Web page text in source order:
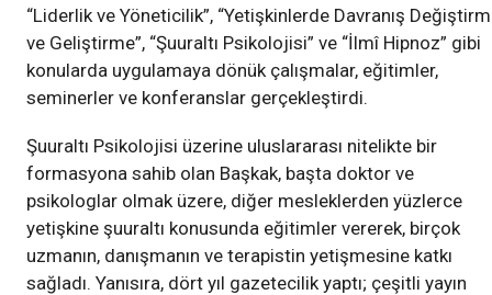
“Liderlik ve Yöneticilik”, “Yetişkinlerde Davranış
ve Geliştirme”, “Şuuraltı Psikolojisi” ve “İlmî Hipnoz” gibi
konularda uygulamaya dönük çalışmalar, eğitimler,
seminerler ve konferanslar gerçekleştirdi.
Şuuraltı Psikolojisi üzerine uluslararası nitelikte bir
formasyona sahib olan Başkak, başta doktor ve
psikologlar olmak üzere, diğer mesleklerden yüzlerce
yetişkine şuuraltı konusunda eğitimler vererek, birçok
uzmanın, danışmanın ve terapistin yetişmesine katkı
sağladı. Yanısıra, dört yıl gazetecilik yaptı; çeşitli yayın